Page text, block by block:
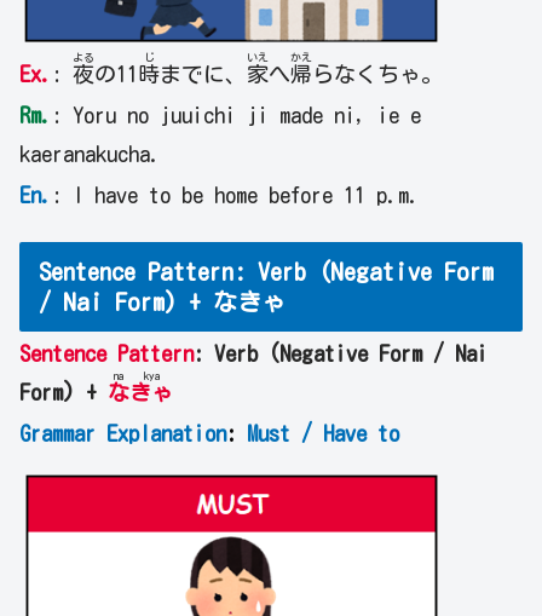
Ex. : 夜
よる
の11 時
じ
までに、 家
いえ
へ帰
かえ
らなくちゃ。
Rm. : Yoru no juuichi ji made ni, ie e
kaeranakucha.
En. : I have to be home before 11 p.m.
Sentence Pattern: Verb (Negative Form
/ Nai Form) + なきゃ
Sentence Pattern: Verb (Negative Form / Nai
Form) + な
na
きゃ
kya
Grammar Explanation: Must / Have to